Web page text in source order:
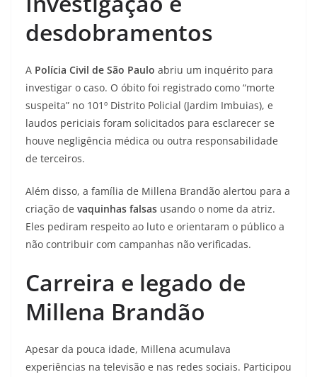
desdobramentos
A Polícia Civil de São Paulo abriu um inquérito para
investigar o caso. O óbito foi registrado como “morte
suspeita” no 101º Distrito Policial (Jardim Imbuias), e
laudos periciais foram solicitados para esclarecer se
houve negligência médica ou outra responsabilidade
de terceiros.
Além disso, a família de Millena Brandão alertou para a
criação de vaquinhas falsas usando o nome da atriz.
Eles pediram respeito ao luto e orientaram o público a
não contribuir com campanhas não verificadas.
Carreira e legado de
Millena Brandão
Apesar da pouca idade, Millena acumulava
experiências na televisão e nas redes sociais. Participou